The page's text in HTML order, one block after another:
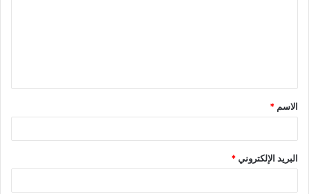
ق
*
الاسم *
البريد الإلكتروني*